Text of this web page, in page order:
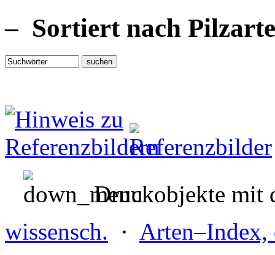
– Sortiert nach
Druckobjekte mit
wissensch. · Arten–Index,